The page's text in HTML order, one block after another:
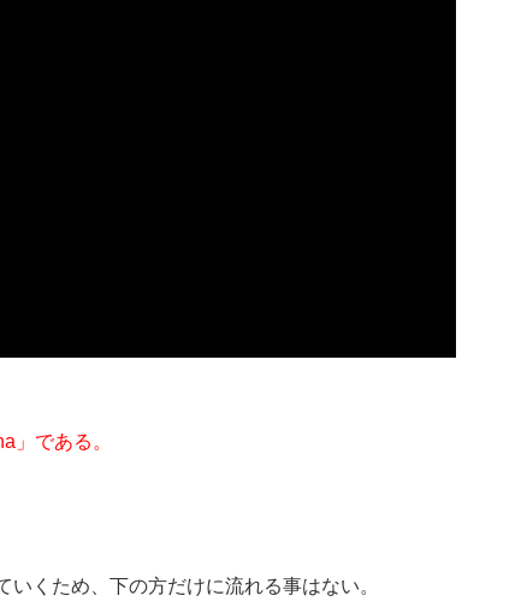
」である。
くため、下の方だけに流れる事はない。